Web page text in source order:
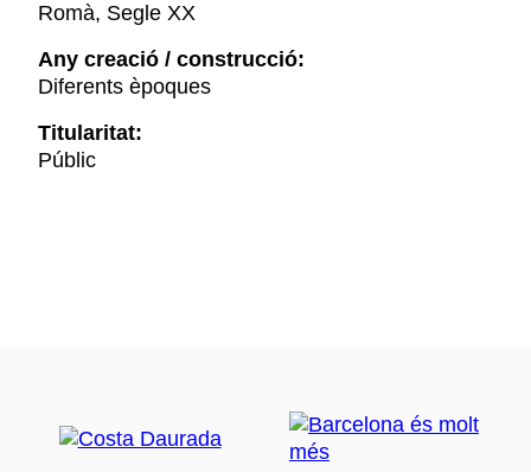
Romà, Segle XX
Any creació / construcció:
Diferents èpoques
Titularitat:
Públic